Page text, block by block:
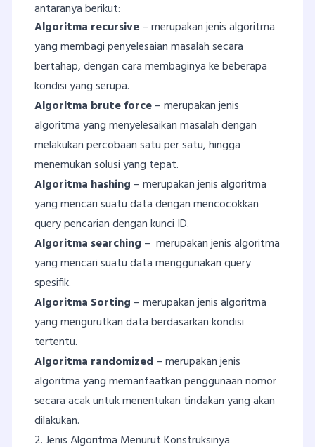
antaranya berikut:
Algoritma recursive– merupakan jenis algoritma
yang membagi penyelesaian masalah secara
bertahap, dengan cara membaginya ke beberapa
kondisi yang serupa.
Algoritma brute force– merupakan jenis
algoritma yang menyelesaikan masalah dengan
melakukan percobaan satu per satu, hingga
menemukan solusi yang tepat.
Algoritma hashing – merupakan jenis algoritma
yang mencari suatu data dengan mencocokkan
query pencarian dengan kunci ID.
Algoritma searching – merupakan jenis algoritma
yang mencari suatu data menggunakan query
spesifik.
Algoritma Sorting – merupakan jenis algoritma
yang mengurutkan data berdasarkan kondisi
tertentu.
Algoritma randomized– merupakan jenis
algoritma yang memanfaatkan penggunaan nomor
secara acak untuk menentukan tindakan yang akan
dilakukan.
2. Jenis Algoritma Menurut Konstruksinya